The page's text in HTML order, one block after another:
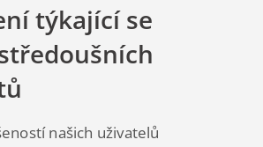
týkající se
našich uživatelů